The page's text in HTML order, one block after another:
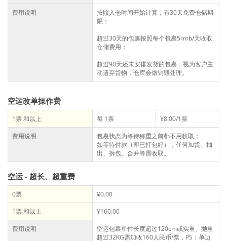
费用说明
按照入仓时间开始计算，有30天免费仓储期
限；
超过30天的包裹按照每个包裹5rmb/天收取
仓储费用；
超过90天还未安排发货的包裹，视为客户主
动遗弃货物，仓库会做销毁处理。
空运改单操作费
1票 和以上 每 1票
¥8.00/1票
费用说明
包裹状态为等待称重之前都不用收取；
如等待付款（即已打包好），任何加货、抽
出、拆包、合并等需收取。
空运 - 超长、超重费
0票
¥0.00
1票 和以上
¥160.00
费用说明
空运包裹单件长度超过120cm或实重、抛重
超过32KG需加收160人民币/票，PS：单边